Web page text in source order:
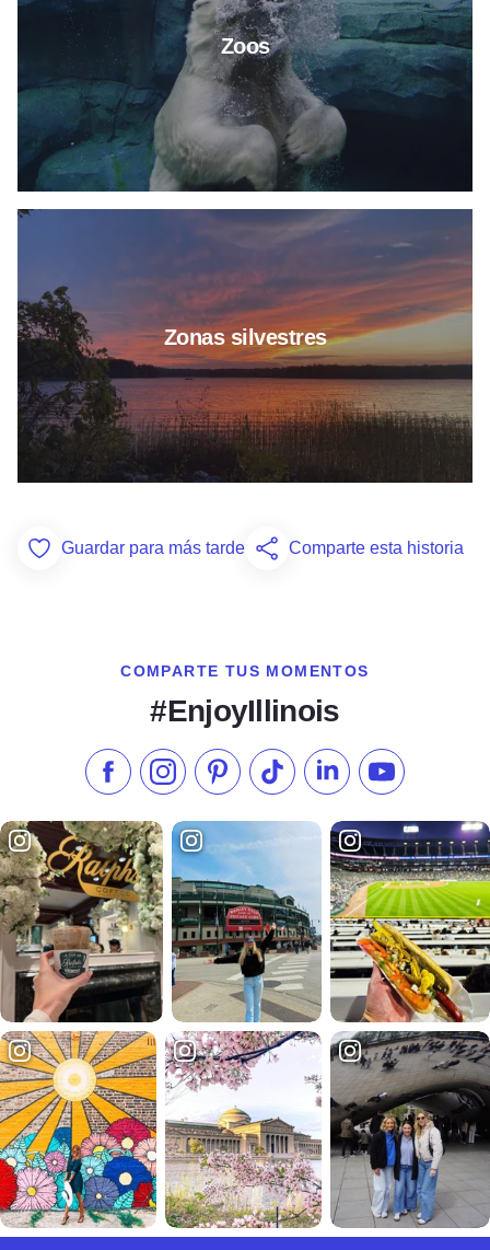
Zoos
Zonas silvestres
Más información sobre áreas
Add to Favorites
Guardar para más tarde Comparte esta historia
COMPARTE TUS MOMENTOS
#EnjoyIllinois
Síganos en Facebook
Síganos en Instagram
Visite nuestro Pinterest
Síganos en TikTok
Síganos en LinkedIn
Suscríbase a